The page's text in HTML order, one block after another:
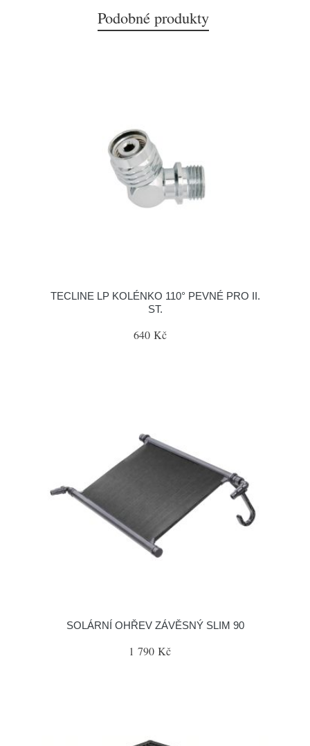
Podobné produkty
TECLINE LP KOLÉNKO 110° PEVNÉ PRO II.
ST.
640 Kč
SOLÁRNÍ OHŘEV ZÁVĚSNÝ SLIM 90
1 790 Kč